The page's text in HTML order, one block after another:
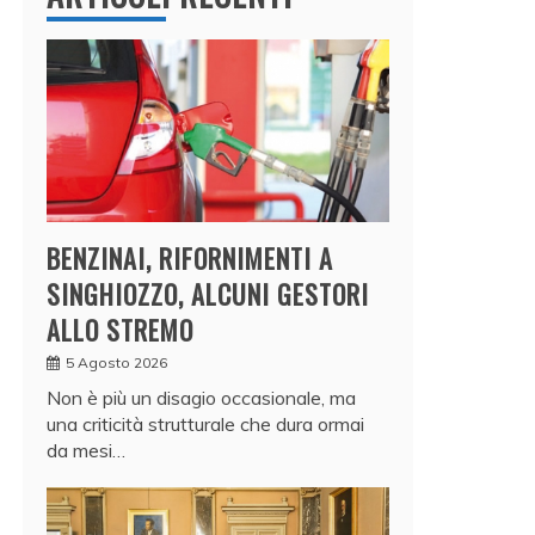
BENZINAI, RIFORNIMENTI A
SINGHIOZZO, ALCUNI GESTORI
ALLO STREMO
5 Agosto 2026
Non è più un disagio occasionale, ma
una criticità strutturale che dura ormai
da mesi…